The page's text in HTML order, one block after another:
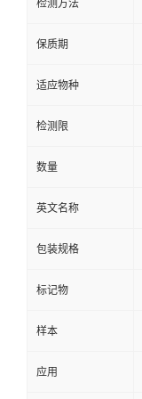
检测方法
保质期
适应物种
检测限
数量
英文名称
包装规格
标记物
样本
应用